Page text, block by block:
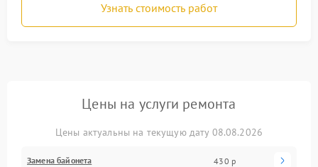
Узнать стоимость работ
Цены на услуги ремонта
Цены актуальны на текущую дату 08.08.2026
Замена байонета 430 р